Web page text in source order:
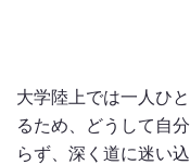
大学陸上では一人ひ
るため、どうして自
らず、深く道に迷い